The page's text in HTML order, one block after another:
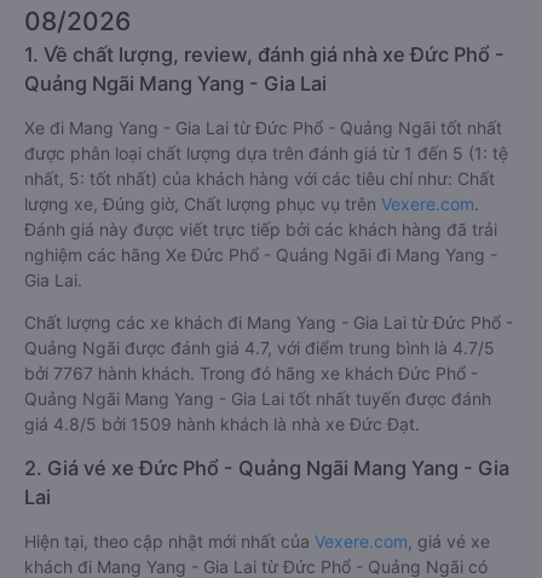
08/2026
1. Về chất lượng, review, đánh giá nhà xe Đức Phổ -
Quảng Ngãi Mang Yang - Gia Lai
Xe đi Mang Yang - Gia Lai từ Đức Phổ - Quảng Ngãi tốt nhất
được phân loại chất lượng dựa trên đánh giá từ 1 đến 5 (1: tệ
nhất, 5: tốt nhất) của khách hàng với các tiêu chí như: Chất
lượng xe, Đúng giờ, Chất lượng phục vụ trên Vexere.com.
Đánh giá này được viết trực tiếp bởi các khách hàng đã trải
nghiệm các hãng Xe Đức Phổ - Quảng Ngãi đi Mang Yang -
Gia Lai.
Chất lượng các xe khách đi Mang Yang - Gia Lai từ Đức Phổ -
Quảng Ngãi được đánh giá 4.7, với điểm trung bình là 4.7/5
bởi 7767 hành khách. Trong đó hãng xe khách Đức Phổ -
Quảng Ngãi Mang Yang - Gia Lai tốt nhất tuyến được đánh
giá 4.8/5 bởi 1509 hành khách là nhà xe Đức Đạt.
2. Giá vé xe Đức Phổ - Quảng Ngãi Mang Yang - Gia
Lai
Hiện tại, theo cập nhật mới nhất của Vexere.com , giá vé xe
khách đi Mang Yang - Gia Lai từ Đức Phổ - Quảng Ngãi có